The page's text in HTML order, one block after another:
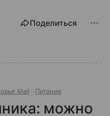
Поделиться
Mail Питание
можно